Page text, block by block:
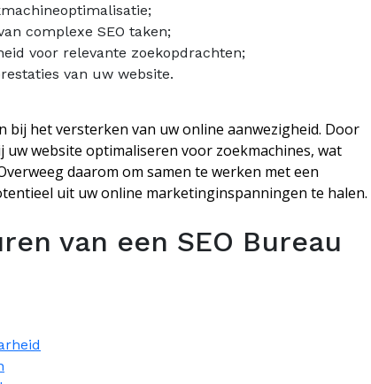
complexe SEO taken;
voor relevante zoekopdrachten;
van uw website.
bij het versterken van uw online aanwezigheid. Door
website optimaliseren voor zoekmachines, wat
daarom om samen te werken met een
uit uw online marketinginspanningen te halen.
van een SEO Bureau